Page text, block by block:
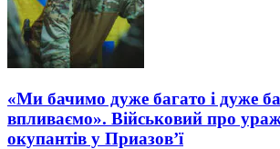
«Ми бачимо дуже багато і дуже
впливаємо». Військовий про
окупантів у Приазов’ї